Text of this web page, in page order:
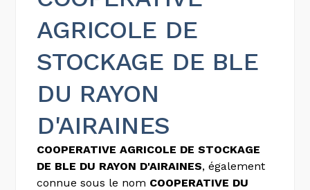
AGRICOLE DE
STOCKAGE DE BLE
DU RAYON
D'AIRAINES
COOPERATIVE AGRICOLE DE STOCKAGE
DE BLE DU RAYON D'AIRAINES, également
connue sous le nom COOPERATIVE DU